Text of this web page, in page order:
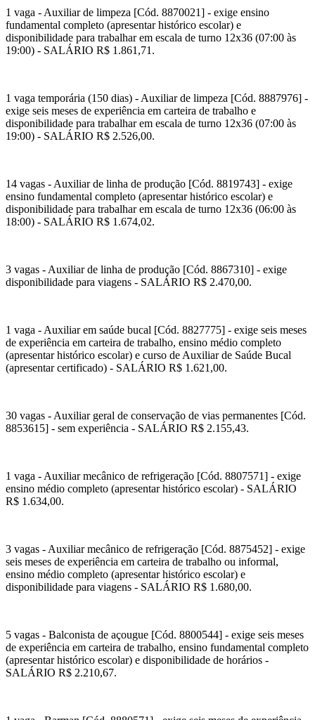
1 vaga - Auxiliar de limpeza [Cód. 8870021] - exige ensino
fundamental completo (apresentar histórico escolar) e
disponibilidade para trabalhar em escala de turno 12x36 (07:00 às
19:00) - SALÁRIO R$ 1.861,71.
1 vaga temporária (150 dias) - Auxiliar de limpeza [Cód. 8887976] -
exige seis meses de experiência em carteira de trabalho e
disponibilidade para trabalhar em escala de turno 12x36 (07:00 às
19:00) - SALÁRIO R$ 2.526,00.
14 vagas - Auxiliar de linha de produção [Cód. 8819743] - exige
ensino fundamental completo (apresentar histórico escolar) e
disponibilidade para trabalhar em escala de turno 12x36 (06:00 às
18:00) - SALÁRIO R$ 1.674,02.
3 vagas - Auxiliar de linha de produção [Cód. 8867310] - exige
disponibilidade para viagens - SALÁRIO R$ 2.470,00.
1 vaga - Auxiliar em saúde bucal [Cód. 8827775] - exige seis meses
de experiência em carteira de trabalho, ensino médio completo
(apresentar histórico escolar) e curso de Auxiliar de Saúde Bucal
(apresentar certificado) - SALÁRIO R$ 1.621,00.
30 vagas - Auxiliar geral de conservação de vias permanentes [Cód.
8853615] - sem experiência - SALÁRIO R$ 2.155,43.
1 vaga - Auxiliar mecânico de refrigeração [Cód. 8807571] - exige
ensino médio completo (apresentar histórico escolar) - SALÁRIO
R$ 1.634,00.
3 vagas - Auxiliar mecânico de refrigeração [Cód. 8875452] - exige
seis meses de experiência em carteira de trabalho ou informal,
ensino médio completo (apresentar histórico escolar) e
disponibilidade para viagens - SALÁRIO R$ 1.680,00.
5 vagas - Balconista de açougue [Cód. 8800544] - exige seis meses
de experiência em carteira de trabalho, ensino fundamental completo
(apresentar histórico escolar) e disponibilidade de horários -
SALÁRIO R$ 2.210,67.